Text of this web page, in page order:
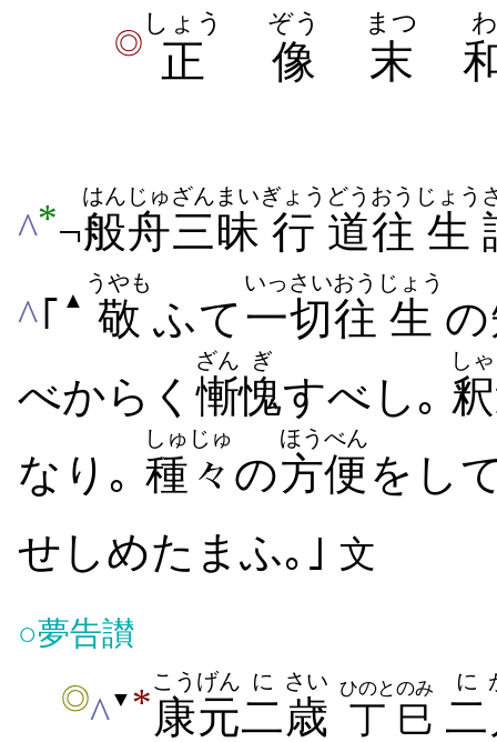
◎ 正
しょう
像
ぞう
末
まつ
^*¬般舟
はんじゅ
三昧
ざんまい
行
ぎょう
道
どう
往
おう
生
じょう
^｢ ▲ 敬
うやも
ふて一切
いっさい
往
おう
生
じょう
の
べからく 慚
ざん
愧
ぎ
すべし｡ 釈
しゃ
なり｡ 種々
しゅじゅ
の方便
ほうべん
をし
せしめたまふ｡｣ 文
○夢告讃
◎^▼ *康元
こうげん
二
に
歳
さい
丁
ひのと
巳
のみ
二
に